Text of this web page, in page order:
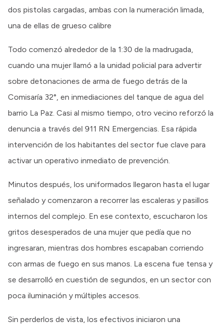
dos pistolas cargadas, ambas con la numeración limada,
una de ellas de grueso calibre
Todo comenzó alrededor de la 1:30 de la madrugada,
cuando una mujer llamó a la unidad policial para advertir
sobre detonaciones de arma de fuego detrás de la
Comisaría 32°, en inmediaciones del tanque de agua del
barrio La Paz. Casi al mismo tiempo, otro vecino reforzó la
denuncia a través del 911 RN Emergencias. Esa rápida
intervención de los habitantes del sector fue clave para
activar un operativo inmediato de prevención.
Minutos después, los uniformados llegaron hasta el lugar
señalado y comenzaron a recorrer las escaleras y pasillos
internos del complejo. En ese contexto, escucharon los
gritos desesperados de una mujer que pedía que no
ingresaran, mientras dos hombres escapaban corriendo
con armas de fuego en sus manos. La escena fue tensa y
se desarrolló en cuestión de segundos, en un sector con
poca iluminación y múltiples accesos.
Sin perderlos de vista, los efectivos iniciaron una